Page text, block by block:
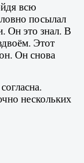
всю
посылал
Он это знал. В
Этот
Он снова
нескольких